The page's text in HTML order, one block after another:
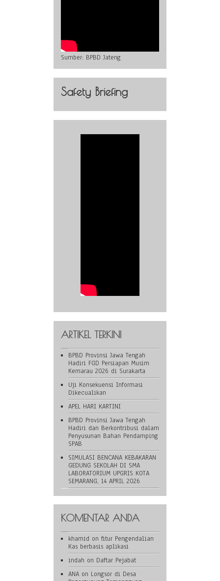
Sumber: BPBD Jateng
Safety Briefing
ARTIKEL TERKINI
BPBD Provinsi Jawa Tengah
Hadiri FGD Persiapan Musim
Kemarau 2026 di Surakarta
Uji Konsekuensi Informasi
Dikecualikan
APEL HARI KARTINI
BPBD Provinsi Jawa Tengah
Hadiri dan Berkontribusi dalam
Penyusunan Bahan Pendamping
SPAB
SIMULASI BENCANA KEBAKARAN
GEDUNG SEKOLAH DI SMA
LABORATORIUM UPGRIS KOTA
SEMARANG, 14 APRIL 2026
KOMENTAR ANDA
khamid on fitur Pengendalian
Kas berbasis aplikasi
indah on Daftar Pejabat
ANA on Longsor di Desa